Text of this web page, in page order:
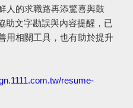
人的求職路再添驚喜與鼓
助文字勘誤與內容提醒，已
用相關工具，也有助於提升
resume-